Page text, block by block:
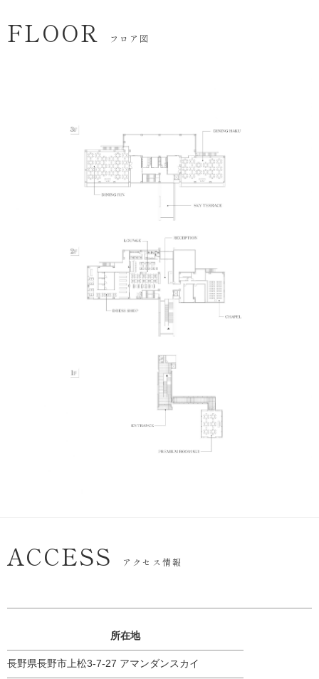
FLOOR フロア図
ACCESS アクセス情報
所在地
長野県長野市上松3-7-27 アマンダンスカイ